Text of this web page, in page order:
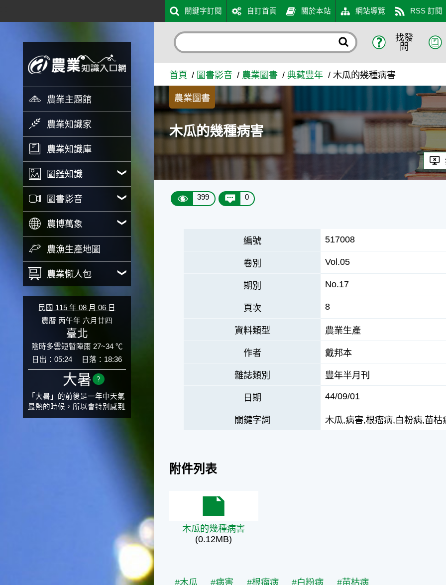
木瓜的幾種病害 - 農業知識入口網
農業主題館
農業知識家
農業知識庫
圖鑑知識
圖書影音
農博萬象
農漁生產地圖
農業懶人包
民國 115 年 08 月 06 日
農曆 丙午年 六月廿四
臺北
陰時多雲短暫陣雨 27~34 ℃
日出：05:24
日落：18:36
大暑 ?
「大暑」的前後是一年中天氣
最熱的時候，所以會特別感到
氣候炙熱難耐。有句俗話「小
來了，並且做好防颱準備。因
為這個時節是颱風最頻繁的時
舉來襲的警訊喔！☆節氣小農
夫這個時節是二期水稻插秧的
關鍵字訂閱 自訂首頁 關於本站 網站導覽 RSS 訂閱
找發
問
首頁 圖書影音 農業圖書 典藏豐年 木瓜的幾種病害
農業圖書
木瓜的幾種病害
399 0
編號 517008
卷別 Vol.05
期別 No.17
頁次 8
資料類型 農業生產
作者 戴邦本
雜誌類別 豐年半月刊
日期 44/09/01
關鍵字詞 木瓜,病害,根瘤病,白粉病,苗枯
附件列表
木瓜的幾種病害
木瓜的幾種病害
(0.12MB)
#木瓜 #病害 #根瘤病 #白粉病 #苗枯病